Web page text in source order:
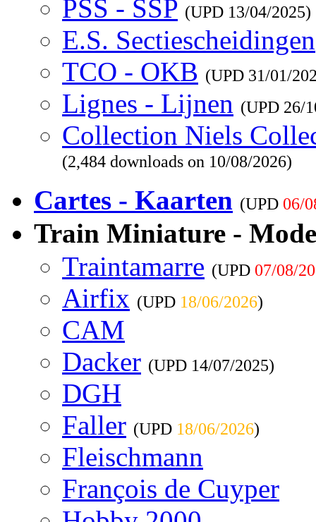
PSS - SSP (UPD 13/04/2025)
E.S. Sectiescheidingen
TCO - OKB (UPD 31/01/
Lignes - Lijnen (UPD 26/
Collection Niels
(2,484 downloads on 10/08/2026)
Cartes - Kaarten (UPD 06/
Train Miniature -
Traintamarre (UPD 07/08/
Airfix (UPD 18/06/2026)
CAM
Dacker (UPD 14/07/2025)
DGH
Faller (UPD 18/06/2026)
Fleischmann
François de Cuyper